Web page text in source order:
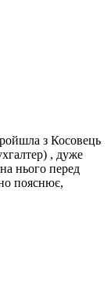
з Косовець
, дуже
нього перед
пояснює,